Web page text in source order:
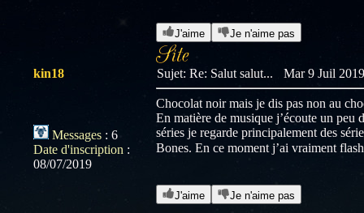
J'aime Je n'aime pas
kin18
Messages : 6
Date d'inscription :
08/07/2019
Sujet: Re: Salut salut... Mar 9 Juil
Chocolat noir mais je dis pas non au
En matière de musique j’écoute un peu
séries je regarde principalement des
Bones. En ce moment j’ai vraiment
J'aime Je n'aime pas